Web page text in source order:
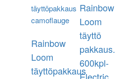
Rainbow
Loom
täyttöpakkaus
Rainbow
Loom
täyttö
pakkaus.
600kpl-